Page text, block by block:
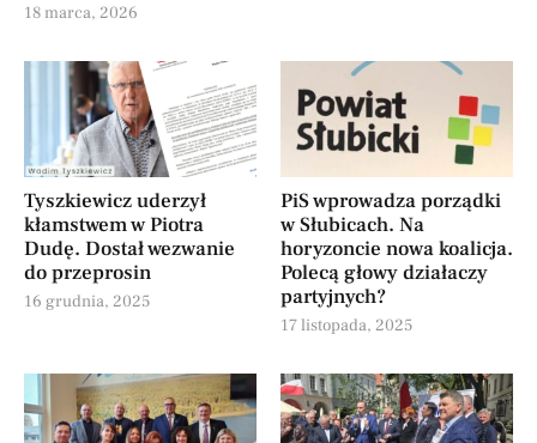
18 marca, 2026
Tyszkiewicz uderzył
kłamstwem w Piotra
Dudę. Dostał wezwanie
do przeprosin
16 grudnia, 2025
PiS wprowadza porządki
w Słubicach. Na
horyzoncie nowa koalicja.
Polecą głowy działaczy
partyjnych?
17 listopada, 2025